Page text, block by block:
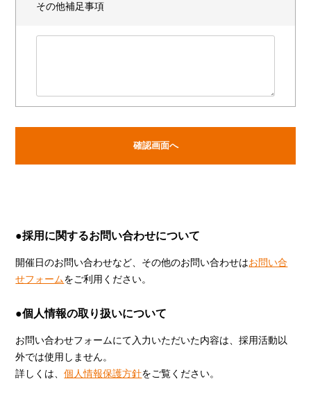
その他補足事項
●採用に関するお問い合わせについて
開催日のお問い合わせなど、その他のお問い合わせはお問い合
せフォームをご利用ください。
●個人情報の取り扱いについて
お問い合わせフォームにて入力いただいた内容は、採用活動以
外では使用しません。
詳しくは、個人情報保護方針をご覧ください。